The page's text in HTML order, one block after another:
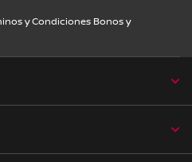
y Condiciones Bonos y